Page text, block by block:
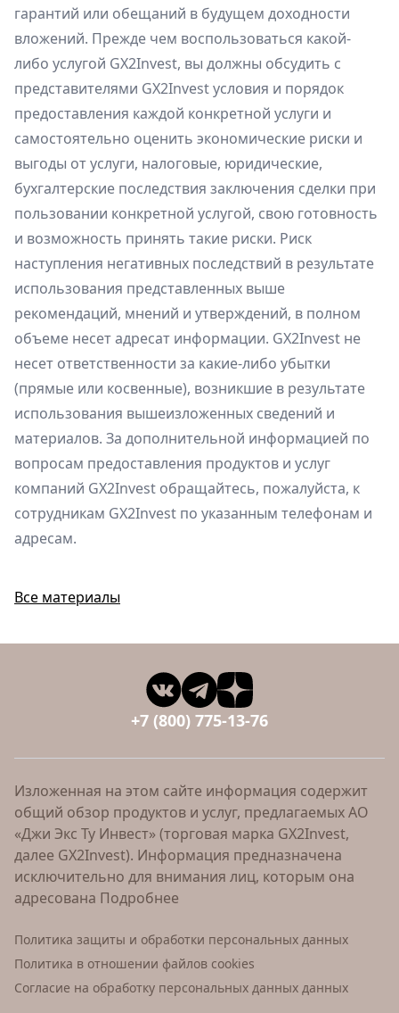
гарантий или обещаний в будущем доходности
вложений. Прежде чем воспользоваться какой-
либо услугой GX2Invest, вы должны обсудить с
представителями GX2Invest условия и порядок
предоставления каждой конкретной услуги и
самостоятельно оценить экономические риски и
выгоды от услуги, налоговые, юридические,
бухгалтерские последствия заключения сделки при
пользовании конкретной услугой, свою готовность
и возможность принять такие риски. Риск
наступления негативных последствий в результате
использования представленных выше
рекомендаций, мнений и утверждений, в полном
объеме несет адресат информации. GX2Invest не
несет ответственности за какие-либо убытки
(прямые или косвенные), возникшие в результате
использования вышеизложенных сведений и
материалов. За дополнительной информацией по
вопросам предоставления продуктов и услуг
компаний GX2Invest обращайтесь, пожалуйста, к
сотрудникам GX2Invest по указанным телефонам и
адресам.
Все материалы
+7 (800) 775-13-76
Изложенная на этом сайте информация содержит
общий обзор продуктов и услуг, предлагаемых АО
«Джи Экс Ту Инвест» (торговая марка GX2Invest,
далее GX2Invest). Информация предназначена
исключительно для внимания лиц, которым она
адресована Подробнее
Политика защиты и обработки персональных данных
Политика в отношении файлов cookies
Согласие на обработку персональных данных данных